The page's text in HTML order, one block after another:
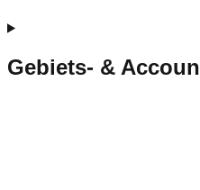
Gebiets- &